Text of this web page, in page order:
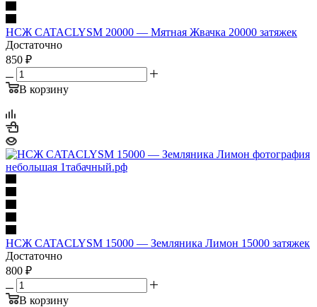
НСЖ CATACLYSM 20000 — Мятная Жвачка 20000 затяжек
Достаточно
850 ₽
В корзину
НСЖ CATACLYSM 15000 — Земляника Лимон 15000 затяжек
Достаточно
800 ₽
В корзину